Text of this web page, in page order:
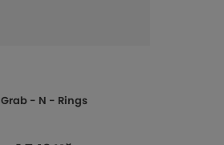
Grab - N - Rings